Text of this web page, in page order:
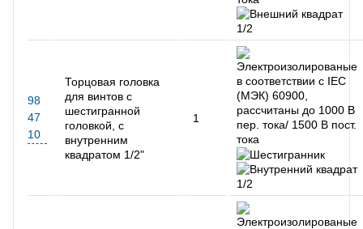
98
47
10
Торцовая головка
для винтов с
шестигранной
головкой, с
внутренним
квадратом 1/2"
1